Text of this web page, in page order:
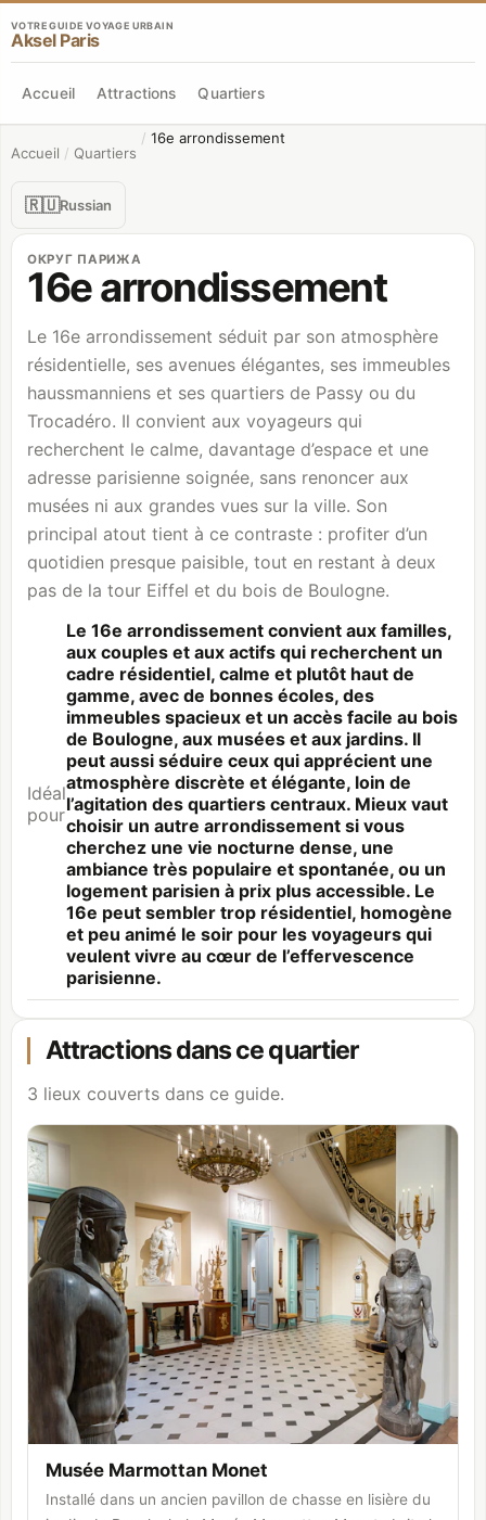
VOTRE GUIDE VOYAGE URBAIN
Aksel Paris
Accueil Attractions Quartiers
Accueil / Quartiers
/ 16e arrondissement
🇷🇺Russian
ОКРУГ ПАРИЖА
16e arrondissement
Le 16e arrondissement séduit par son atmosphère
résidentielle, ses avenues élégantes, ses immeubles
haussmanniens et ses quartiers de Passy ou du
Trocadéro. Il convient aux voyageurs qui
recherchent le calme, davantage d’espace et une
adresse parisienne soignée, sans renoncer aux
musées ni aux grandes vues sur la ville. Son
principal atout tient à ce contraste : profiter d’un
quotidien presque paisible, tout en restant à deux
pas de la tour Eiffel et du bois de Boulogne.
Idéal
pour
Le 16e arrondissement convient aux familles,
aux couples et aux actifs qui recherchent un
cadre résidentiel, calme et plutôt haut de
gamme, avec de bonnes écoles, des
immeubles spacieux et un accès facile au bois
de Boulogne, aux musées et aux jardins. Il
peut aussi séduire ceux qui apprécient une
atmosphère discrète et élégante, loin de
l’agitation des quartiers centraux. Mieux vaut
choisir un autre arrondissement si vous
cherchez une vie nocturne dense, une
ambiance très populaire et spontanée, ou un
logement parisien à prix plus accessible. Le
16e peut sembler trop résidentiel, homogène
et peu animé le soir pour les voyageurs qui
veulent vivre au cœur de l’effervescence
parisienne.
Attractions dans ce quartier
3 lieux couverts dans ce guide.
Musée Marmottan Monet
Installé dans un ancien pavillon de chasse en lisière du